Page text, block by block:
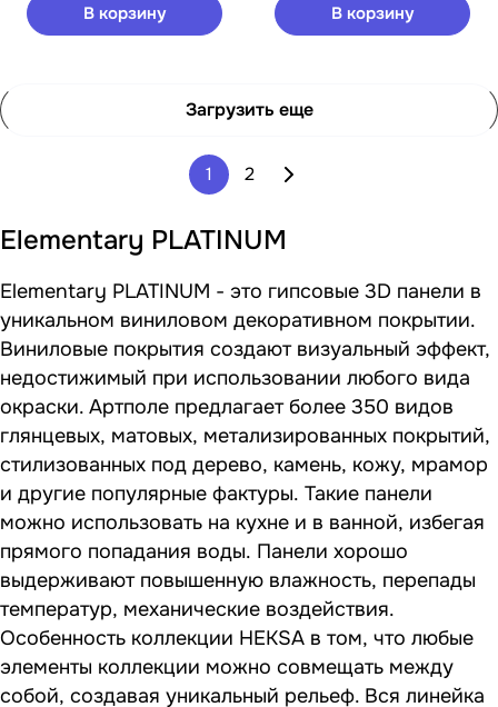
В корзину В корзину
Загрузить еще
1 2
Elementary PLATINUM
Elementary PLATINUM - это гипсовые 3D панели в
уникальном виниловом декоративном покрытии.
Виниловые покрытия создают визуальный эффект,
недостижимый при использовании любого вида
окраски. Артполе предлагает более 350 видов
глянцевых, матовых, метализированных покрытий,
стилизованных под дерево, камень, кожу, мрамор
и другие популярные фактуры. Такие панели
можно использовать на кухне и в ванной, избегая
прямого попадания воды. Панели хорошо
выдерживают повышенную влажность, перепады
температур, механические воздействия.
Особенность коллекции HEKSA в том, что любые
элементы коллекции можно совмещать между
собой, cоздавая уникальный рельеф. Вся линейка